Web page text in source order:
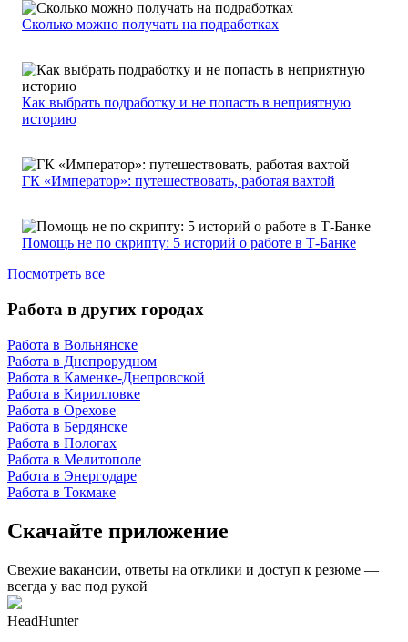
Сколько можно получать на подработках
Как выбрать подработку и не попасть в неприятную
историю
ГК «Император»: путешествовать, работая вахтой
Помощь не по скрипту: 5 историй о работе в Т-Банке
Посмотреть все
Работа в других городах
Работа в Вольнянске
Работа в Днепрорудном
Работа в Каменке-Днепровской
Работа в Кирилловке
Работа в Орехове
Работа в Бердянске
Работа в Пологах
Работа в Мелитополе
Работа в Энергодаре
Работа в Токмаке
Скачайте приложение
Свежие вакансии, ответы на отклики и доступ к резюме —
всегда у вас под рукой
HeadHunter